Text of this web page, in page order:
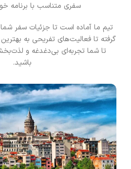
سفری متناسب با برنامه
تیم ما آماده است تا جزئیات سفر
گرفته تا فعالیت‌های تفریحی به
تا شما تجربه‌ای بی‌دغدغه و
باشید.